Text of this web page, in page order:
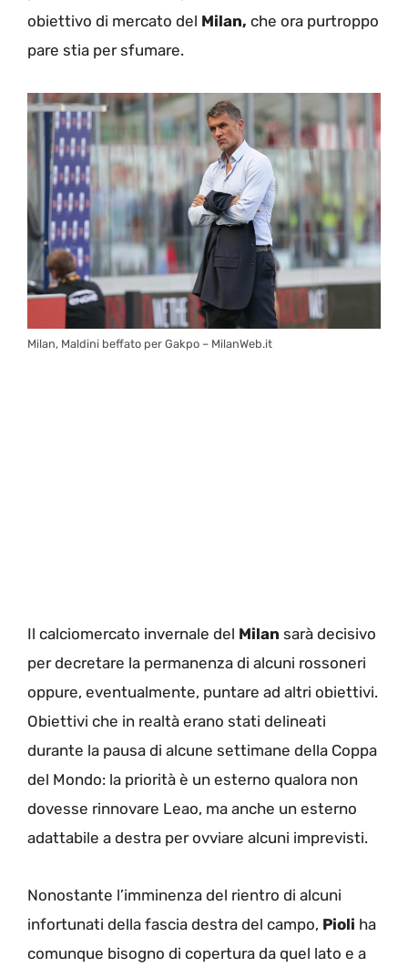
obiettivo di mercato del Milan, che ora purtroppo
pare stia per sfumare.
Milan, Maldini beffato per Gakpo – MilanWeb.it
Il calciomercato invernale del Milan sarà decisivo
per decretare la permanenza di alcuni rossoneri
oppure, eventualmente, puntare ad altri obiettivi.
Obiettivi che in realtà erano stati delineati
durante la pausa di alcune settimane della Coppa
del Mondo: la priorità è un esterno qualora non
dovesse rinnovare Leao, ma anche un esterno
adattabile a destra per ovviare alcuni imprevisti.
Nonostante l’imminenza del rientro di alcuni
infortunati della fascia destra del campo, Pioli ha
comunque bisogno di copertura da quel lato e a